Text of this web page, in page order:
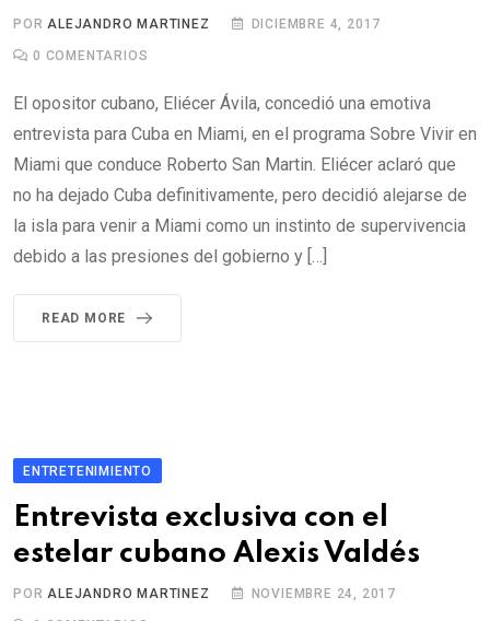
PORALEJANDRO MARTINEZ DICIEMBRE 4, 2017
0 COMENTARIOS
El opositor cubano, Eliécer Ávila, concedió una emotiva
entrevista para Cuba en Miami, en el programa Sobre Vivir en
Miami que conduce Roberto San Martin. Eliécer aclaró que
no ha dejado Cuba definitivamente, pero decidió alejarse de
la isla para venir a Miami como un instinto de supervivencia
debido a las presiones del gobierno y […]
READ MORE
ENTRETENIMIENTO
Entrevista exclusiva con el
estelar cubano Alexis Valdés
PORALEJANDRO MARTINEZ NOVIEMBRE 24, 2017